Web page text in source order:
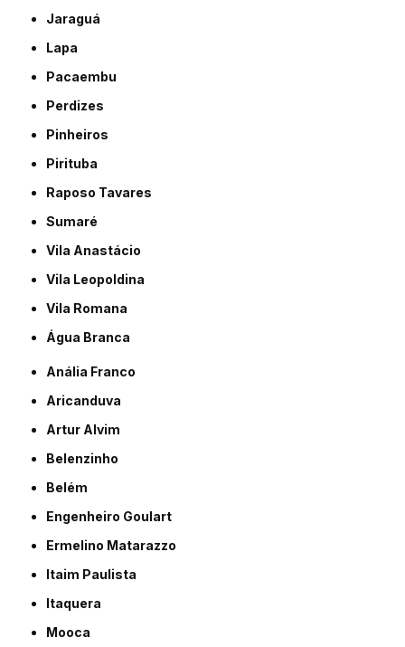
Jaraguá
Lapa
Pacaembu
Perdizes
Pinheiros
Pirituba
Raposo Tavares
Sumaré
Vila Anastácio
Vila Leopoldina
Vila Romana
Água Branca
Anália Franco
Aricanduva
Artur Alvim
Belenzinho
Belém
Engenheiro Goulart
Ermelino Matarazzo
Itaim Paulista
Itaquera
Mooca